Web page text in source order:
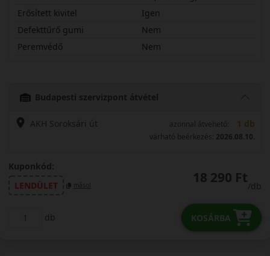
Erősített kivitel
Igen
Defekttűrő gumi
Nem
Peremvédő
Nem
Budapesti szervizpont átvétel
AKH Soroksári út azonnal átvehető: 1 db
várható beérkezés: 2026.08.10.
Kuponkód:
LENDÜLET
másol 18 290 Ft
/db
db KOSÁRBA